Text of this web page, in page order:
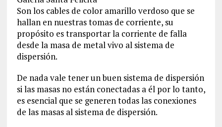
Son los cables de color amarillo verdoso que se
hallan en nuestras tomas de corriente, su
propósito es transportar la corriente de falla
desde la masa de metal vivo al sistema de
dispersión.
De nada vale tener un buen sistema de dispersión
si las masas no están conectadas a él por lo tanto,
es esencial que se generen todas las conexiones
de las masas al sistema de dispersión.